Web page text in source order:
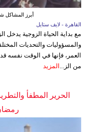
أبرز المشاكل
القاهرة - لايف ستايل
مع بداية الحياة الزوجية يدخل
والمسؤوليات والتحديات
العمر، فإنها في الوقت نفسه
من الز...
المزيد
الحرير المطفأ
رمضان 2026